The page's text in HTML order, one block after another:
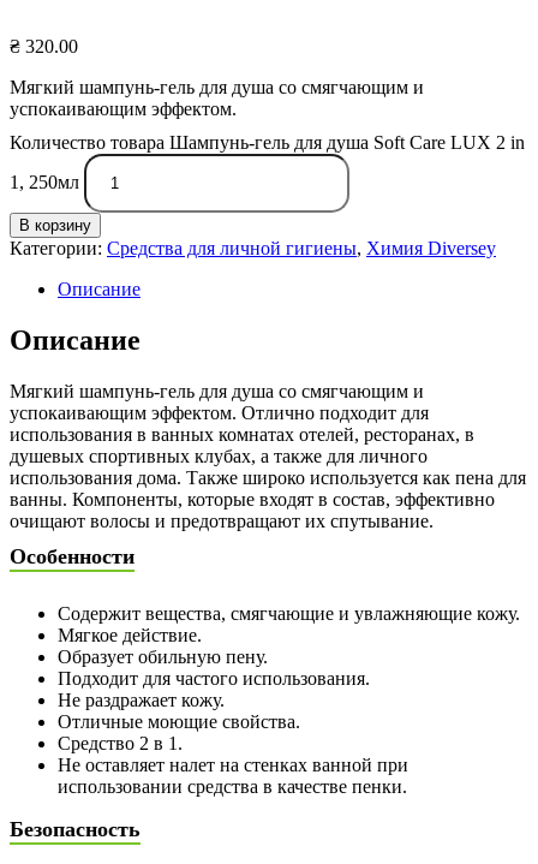
₴ 320.00
Мягкий шампунь-гель для душа со смягчающим и
успокаивающим эффектом.
Количество товара Шампунь-гель для душа Soft Care LUX 2 in
1, 250мл
В корзину
Категории: Средства для личной гигиены, Химия Diversey
Описание
Описание
Мягкий шампунь-гель для душа со смягчающим и
успокаивающим эффектом. Отлично подходит для
использования в ванных комнатах отелей, ресторанах, в
душевых спортивных клубах, а также для личного
использования дома. Также широко используется как пена для
ванны. Компоненты, которые входят в состав, эффективно
очищают волосы и предотвращают их спутывание.
Особенности
Содержит вещества, смягчающие и увлажняющие кожу.
Мягкое действие.
Образует обильную пену.
Подходит для частого использования.
Не раздражает кожу.
Отличные моющие свойства.
Средство 2 в 1.
Не оставляет налет на стенках ванной при
использовании средства в качестве пенки.
Безопасность